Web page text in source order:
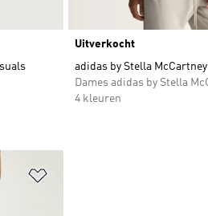
Uitverkocht
adidas by Stella
Dames adidas by Stella
4 kleuren